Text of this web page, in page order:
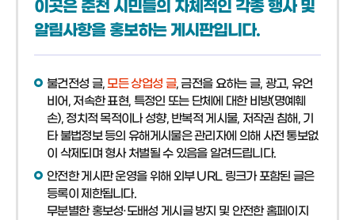
이곳은 춘천 시민들의 자체적인 각종 행사 및
알림사항을 홍보하는 게시판입니다.
불건전성 글,모든 상업성 글, 금전을 요하는 글, 광고, 유언
비어, 저속한 표현, 특정인 또는 단체에 대한 비방(명예훼
손), 정치적 목적이나 성향, 반복적 게시물, 저작권 침해, 기
타 불법정보 등의 유해게시물은 관리자에 의해 사전 통보없
이 삭제되며 형사 처벌될 수 있음을 알려드립니다.
안전한 게시판 운영을 위해 외부 URL 링크가 포함된 글은
등록이 제한됩니다.
무분별한 홍보성·도배성 게시글 방지 및 안전한 홈페이지